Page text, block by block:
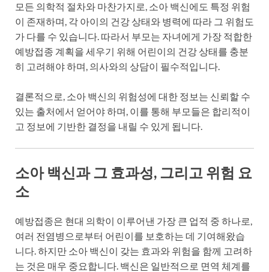
모든 의학적 절차와 마찬가지로, 소아 백신에도 특정 위험
이 존재하며, 각 아이의 건강 상태와 병력에 따라 그 위험도
가 다를 수 있습니다. 따라서 부모는 자녀에게 가장 적합한
예방접종 계획을 세우기 위해 어린이의 건강 상태를 충분
히 고려해야 하며, 의사와의 상담이 필수적입니다.
결론적으로, 소아 백신의 위험성에 대한 정보는 신뢰할 수
있는 출처에서 얻어야 하며, 이를 통해 부모들은 합리적이
고 정보에 기반한 결정을 내릴 수 있게 됩니다.
소아 백신과 그 효과성, 그리고 위험 요
소
예방접종은 현대 의학이 이루어낸 가장 큰 업적 중 하나로,
여러 전염병으로부터 어린이를 보호하는 데 기여해왔습
니다. 하지만 소아 백신이 갖는 효과와 위험을 함께 고려하
는 것은 매우 중요합니다. 백신은 일반적으로 면역 체계를